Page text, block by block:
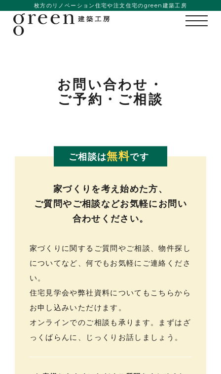
私たちの想い
事例紹介
会社概要
メンバー
お知らせ
ブログ
お問い合わせ
枚方のリノベーション住宅や注文住宅のgreen建築工房
お問い合わせ・
ご予約・ご相談
ご相談は無料です
家づくりを考え始めた方、
ご質問やご相談などお気軽にお問い
合わせください。
家づくりに関するご質問やご相談、物件探し
についてなど、何でもお気軽にご連絡くださ
い。
住宅見学会や弊社資料についてもこちらから
お申し込みいただけます。
オンラインでのご相談も承ります。まずはざ
っくばらんに、じっくりお話しましょう。